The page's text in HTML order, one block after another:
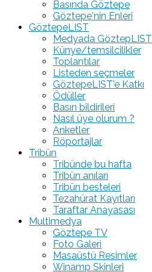
Basında Göztepe
Göztepe'nin Enleri
GöztepeLIST
Medyada GöztepLIST
Künye/temsilcilikler
Toplantılar
Listeden seçmeler
GöztepeLIST'e Katkı
Ödüller
Basın bildirileri
Nasıl üye olurum ?
Anketler
Röportajlar
Tribün
Tribünde bu hafta
Tribün anıları
Tribün besteleri
Tezahürat Kayıtları
Taraftar Anayasası
Multimedya
Göztepe TV
Foto Galeri
Masaüstü Resimler
Winamp Skinleri